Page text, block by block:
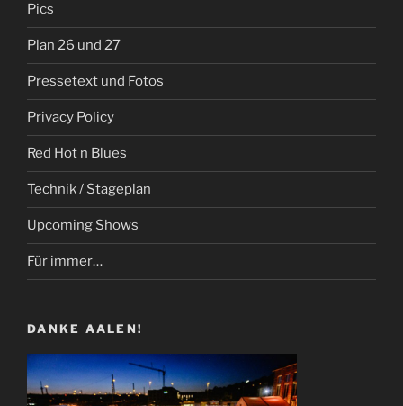
Pics
Plan 26 und 27
Pressetext und Fotos
Privacy Policy
Red Hot n Blues
Technik / Stageplan
Upcoming Shows
Für immer…
DANKE AALEN!